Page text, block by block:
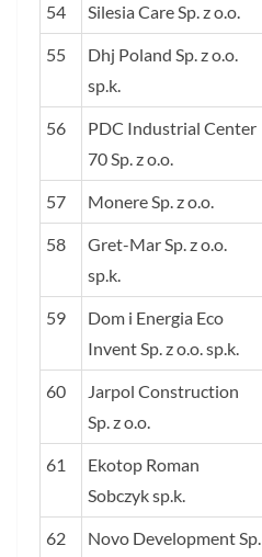
54 Silesia Care Sp. z o.o.
55
Dhj Poland Sp. z o.o.
sp.k.
56
PDC Industrial Center
70 Sp. z o.o.
57 Monere Sp. z o.o.
58
Gret-Mar Sp. z o.o.
sp.k.
59
Dom i Energia Eco
Invent Sp. z o.o. sp.k.
60
Jarpol Construction
Sp. z o.o.
61
Ekotop Roman
Sobczyk sp.k.
62
Novo Development Sp.